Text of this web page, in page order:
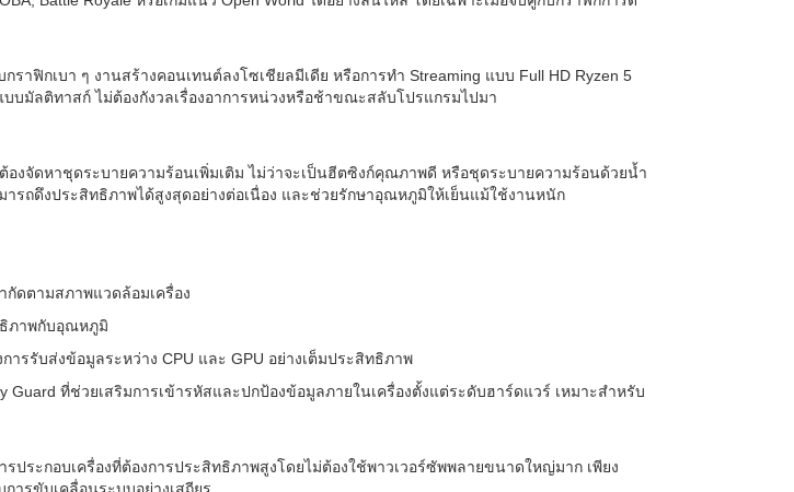
าฟิกเบา ๆ งานสร้างคอนเทนต์ลงโซเชียลมีเดีย หรือการทำ Streaming แบบ Full HD Ryzen 5
บมัลติทาสก์ ไม่ต้องกังวลเรื่องอาการหน่วงหรือช้าขณะสลับโปรแกรมไปมา
งจัดหาชุดระบายความร้อนเพิ่มเติม ไม่ว่าจะเป็นฮีตซิงก์คุณภาพดี หรือชุดระบายความร้อนด้วยน้ำ
รถดึงประสิทธิภาพได้สูงสุดอย่างต่อเนื่อง และช่วยรักษาอุณหภูมิให้เย็นแม้ใช้งานหนัก
กัดตามสภาพแวดล้อมเครื่อง
ธิภาพกับอุณหภูมิ
ารรับส่งข้อมูลระหว่าง CPU และ GPU อย่างเต็มประสิทธิภาพ
ที่ช่วยเสริมการเข้ารหัสและปกป้องข้อมูลภายในเครื่องตั้งแต่ระดับฮาร์ดแวร์ เหมาะสำหรับ
ประกอบเครื่องที่ต้องการประสิทธิภาพสูงโดยไม่ต้องใช้พาวเวอร์ซัพพลายขนาดใหญ่มาก เพียง